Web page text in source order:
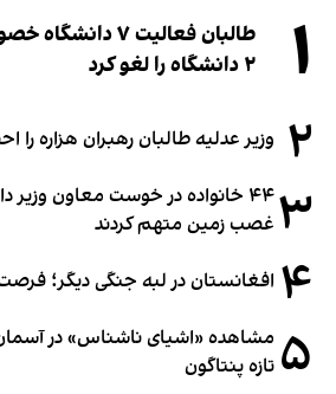
۱
طالبان فعالیت ۷
۲ دانشگاه را لغو کرد
۲ وزیر عدلیه طالبان رهبران هزاره را
۳
۴۴ خانواده در خوست معاون وزیر
غصب زمین متهم کردند
۴ افغانستان در لبه جنگی دیگر؛
۵ مشاهده «اشیای ناشناس» در
تازه پنتاگون